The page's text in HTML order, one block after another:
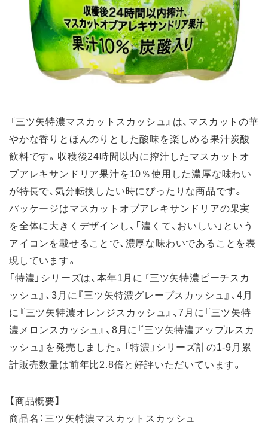
『三ツ矢特濃マスカットスカッシュ』は、マスカットの華
やかな香りとほんのりとした酸味を楽しめる果汁炭酸
飲料です。収穫後24時間以内に搾汁したマスカットオ
ブアレキサンドリア果汁を10％使用した濃厚な味わい
が特長で、気分転換したい時にぴったりな商品です。
パッケージはマスカットオブアレキサンドリアの果実
を全体に大きくデザインし、「濃くて、おいしい」という
アイコンを載せることで、濃厚な味わいであることを表
現しています。
「特濃」シリーズは、本年1月に『三ツ矢特濃ピーチスカ
ッシュ』、3月に『三ツ矢特濃グレープスカッシュ』、4月
に『三ツ矢特濃オレンジスカッシュ』、7月に『三ツ矢特
濃メロンスカッシュ』、8月に『三ツ矢特濃アップルスカ
ッシュ』を発売しました。「特濃」シリーズ計の1-9月累
計販売数量は前年比2.8倍と好評いただいています。
【商品概要】
商品名：三ツ矢特濃マスカットスカッシュ